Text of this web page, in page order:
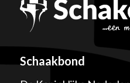
Schaakbond